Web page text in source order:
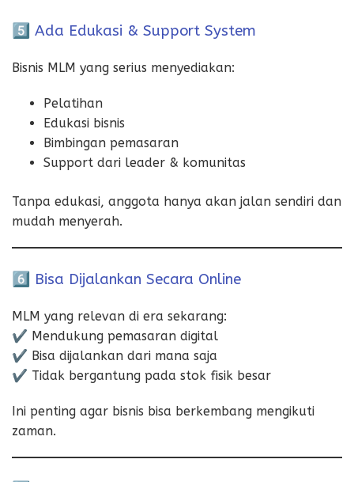
5️⃣ Ada Edukasi & Support System
Bisnis MLM yang serius menyediakan:
Pelatihan
Edukasi bisnis
Bimbingan pemasaran
Support dari leader & komunitas
Tanpa edukasi, anggota hanya akan jalan sendiri dan
mudah menyerah.
6️⃣ Bisa Dijalankan Secara Online
MLM yang relevan di era sekarang:
✔️ Mendukung pemasaran digital
✔️ Bisa dijalankan dari mana saja
✔️ Tidak bergantung pada stok fisik besar
Ini penting agar bisnis bisa berkembang mengikuti
zaman.